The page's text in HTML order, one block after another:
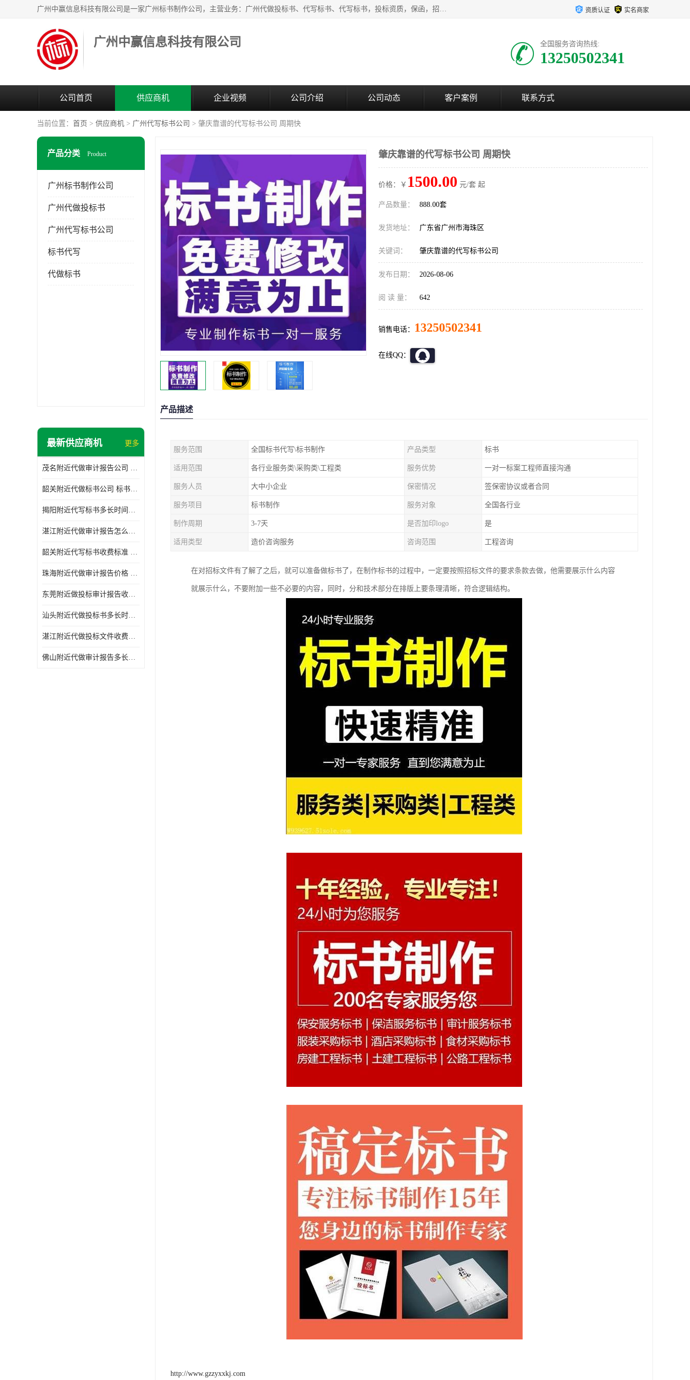
广州中赢信息科技有限公司是一家广州标书制作公司，主营业务：广州代做投标书、代写标书、代写标书，投标资质，保函，招投标培训等等，只要是投标中有需要的，我们这里都可以帮您解决。代写标书的中标案例也有很多。欢迎来电合作。 资质认证 实名商家
广州中赢信息科技有限公司 全国服务咨询热线:
13250502341
公司首页 供应商机 企业视频 公司介绍 公司动态 客户案例 联系方式
当前位置： 首页 > 供应商机 > 广州代写标书公司 > 肇庆靠谱的代写标书公司 周期快
产品分类 Product
广州标书制作公司
广州代做投标书
广州代写标书公司
标书代写
代做标书
最新供应商机 更多
茂名附近代做审计报告公司 投标书怎么做
韶关附近代做标书公司 标书制作周期快
揭阳附近代写标书多长时间做好 投标书怎么做
湛江附近代做审计报告怎么收费 一对一服务
韶关附近代写标书收费标准 满足客户需求
珠海附近代做审计报告价格 投标书怎么做
东莞附近做投标审计报告收费标准 标书废标注意事项
汕头附近代做投标书多长时间做好 标书废标注意事项
湛江附近代做投标文件收费标准 投标书怎么做
佛山附近代做审计报告多长时间做好 标书打印封装
肇庆靠谱的代写标书公司 周期快
价格：￥ 1500.00 元/套 起
产品数量： 888.00套
发货地址： 广东省广州市海珠区
关键词： 肇庆靠谱的代写标书公司
发布日期： 2026-08-06
阅 读 量： 642
销售电话： 13250502341
在线QQ：
产品描述
服务范围 全国标书代写\标书制作 产品类型 标书
适用范围 各行业服务类\采购类\工程类 服务优势 一对一标案工程师直接沟通
服务人员 大中小企业 保密情况 签保密协议或者合同
服务项目 标书制作 服务对象 全国各行业
制作周期 3-7天 是否加印logo 是
适用类型 造价咨询服务 咨询范围 工程咨询
在对招标文件有了解了之后，就可以准备做标书了，在制作标书的过程中，一定要按照招标文件的要求条款去做，他需要展示什么内容
就展示什么，不要附加一些不必要的内容，同时，分和技术部分在排版上要条理清晰，符合逻辑结构。
http://www.gzzyxxkj.com